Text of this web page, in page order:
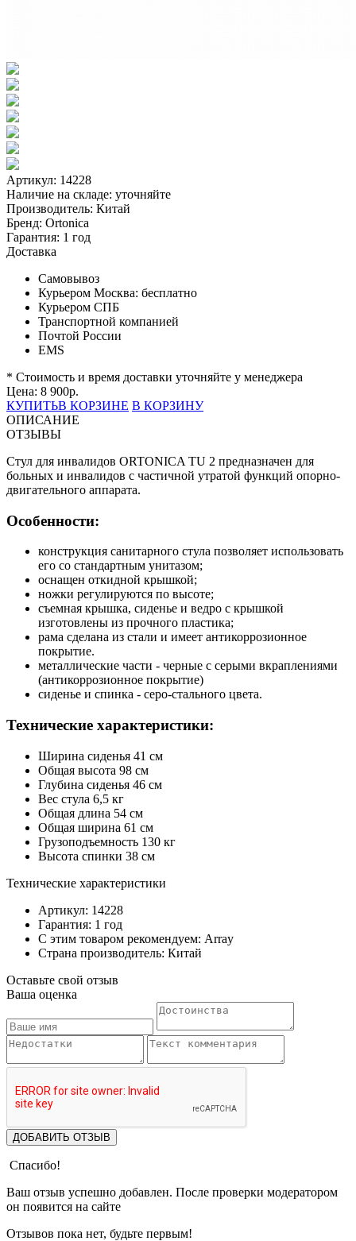
Артикул: 14228
Наличие на складе: уточняйте
Производитель: Китай
Бренд: Ortonica
Гарантия: 1 год
Доставка
Самовывоз
Курьером Москва: бесплатно
Курьером СПБ
Транспортной компанией
Почтой России
EMS
* Стоимость и время доставки уточняйте у менеджера
Цена: 8 900р.
КУПИТЬВ КОРЗИНЕ В КОРЗИНУ
ОПИСАНИЕ
ОТЗЫВЫ
Стул для инвалидов ORTONICA TU 2 предназначен для
больных и инвалидов с частичной утратой функций опорно-
двигательного аппарата.
Особенности:
конструкция санитарного стула позволяет использовать
его со стандартным унитазом;
оснащен откидной крышкой;
ножки регулируются по высоте;
съемная крышка, сиденье и ведро с крышкой
изготовлены из прочного пластика;
рама сделана из стали и имеет антикоррозионное
покрытие.
металлические части - черные с серыми вкраплениями
(антикоррозионное покрытие)
сиденье и спинка - серо-стального цвета.
Технические характеристики:
Ширина сиденья 41 см
Общая высота 98 см
Глубина сиденья 46 см
Вес стула 6,5 кг
Общая длина 54 см
Общая ширина 61 см
Грузоподъемность 130 кг
Высота спинки 38 см
Технические характеристики
Артикул: 14228
Гарантия: 1 год
С этим товаром рекомендуем: Array
Страна производитель: Китай
Оставьте свой отзыв
Ваша оценка
ДОБАВИТЬ ОТЗЫВ
Спасибо!
Ваш отзыв успешно добавлен. После проверки модератором
он появится на сайте
Отзывов пока нет, будьте первым!